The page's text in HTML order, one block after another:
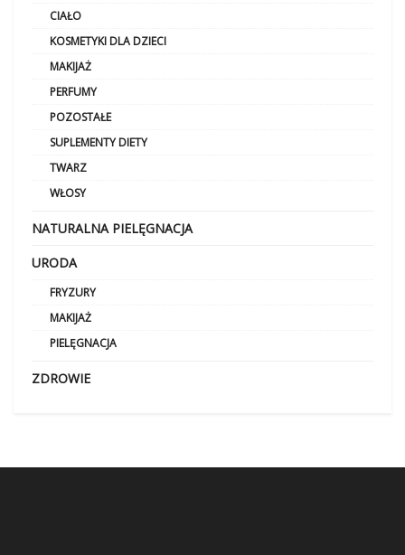
CIAŁO
KOSMETYKI DLA DZIECI
MAKIJAŻ
PERFUMY
POZOSTAŁE
SUPLEMENTY DIETY
TWARZ
WŁOSY
NATURALNA PIELĘGNACJA
URODA
FRYZURY
MAKIJAŻ
PIELĘGNACJA
ZDROWIE